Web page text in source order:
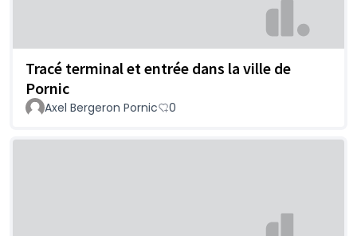
Tracé terminal et entrée dans la ville de
Pornic
Axel Bergeron Pornic 0